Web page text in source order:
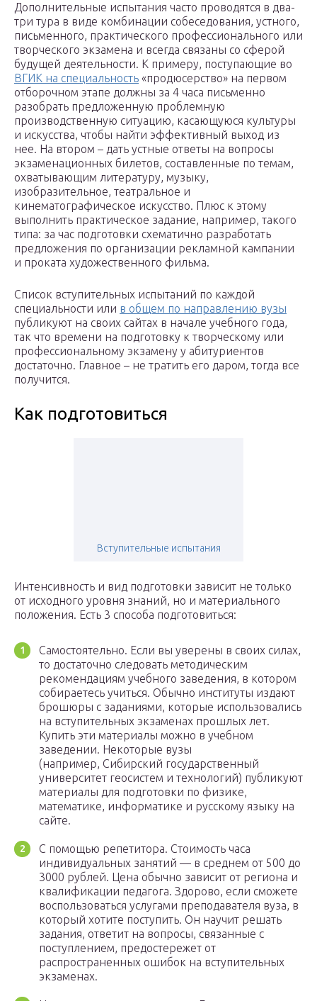
Дополнительные испытания часто проводятся в два-
три тура в виде комбинации собеседования, устного,
письменного, практического профессионального или
творческого экзамена и всегда связаны со сферой
будущей деятельности. К примеру, поступающие во
ВГИК на специальность «продюсерство» на первом
отборочном этапе должны за 4 часа письменно
разобрать предложенную проблемную
производственную ситуацию, касающуюся культуры
и искусства, чтобы найти эффективный выход из
нее. На втором – дать устные ответы на вопросы
экзаменационных билетов, составленные по темам,
охватывающим литературу, музыку,
изобразительное, театральное и
кинематографическое искусство. Плюс к этому
выполнить практическое задание, например, такого
типа: за час подготовки схематично разработать
предложения по организации рекламной кампании
и проката художественного фильма.
Список вступительных испытаний по каждой
специальности или в общем по направлению вузы
публикуют на своих сайтах в начале учебного года,
так что времени на подготовку к творческому или
профессиональному экзамену у абитуриентов
достаточно. Главное – не тратить его даром, тогда все
получится.
Как подготовиться
Вступительные испытания
Интенсивность и вид подготовки зависит не только
от исходного уровня знаний, но и материального
положения. Есть 3 способа подготовиться:
Самостоятельно. Если вы уверены в своих силах,
то достаточно следовать методическим
рекомендациям учебного заведения, в котором
собираетесь учиться. Обычно институты издают
брошюры с заданиями, которые использовались
на вступительных экзаменах прошлых лет.
Купить эти материалы можно в учебном
заведении. Некоторые вузы
(например, Сибирский государственный
университет геосистем и технологий) публикуют
материалы для подготовки по физике,
математике, информатике и русскому языку на
сайте.
С помощью репетитора. Стоимость часа
индивидуальных занятий — в среднем от 500 до
3000 рублей. Цена обычно зависит от региона и
квалификации педагога. Здорово, если сможете
воспользоваться услугами преподавателя вуза, в
который хотите поступить. Он научит решать
задания, ответит на вопросы, связанные с
поступлением, предостережет от
распространенных ошибок на вступительных
экзаменах.